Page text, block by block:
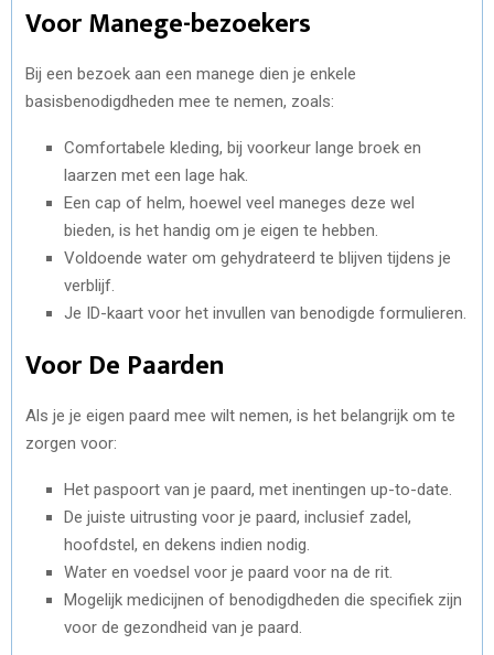
Voor Manege-bezoekers
Bij een bezoek aan een manege dien je enkele
basisbenodigdheden mee te nemen, zoals:
Comfortabele kleding, bij voorkeur lange broek en
laarzen met een lage hak.
Een cap of helm, hoewel veel maneges deze wel
bieden, is het handig om je eigen te hebben.
Voldoende water om gehydrateerd te blijven tijdens je
verblijf.
Je ID-kaart voor het invullen van benodigde formulieren.
Voor De Paarden
Als je je eigen paard mee wilt nemen, is het belangrijk om te
zorgen voor:
Het paspoort van je paard, met inentingen up-to-date.
De juiste uitrusting voor je paard, inclusief zadel,
hoofdstel, en dekens indien nodig.
Water en voedsel voor je paard voor na de rit.
Mogelijk medicijnen of benodigdheden die specifiek zijn
voor de gezondheid van je paard.